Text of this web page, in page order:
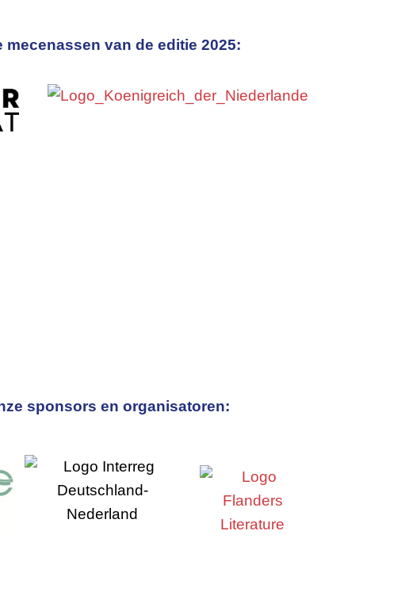
van de editie 2025:
sponsors en organisatoren: